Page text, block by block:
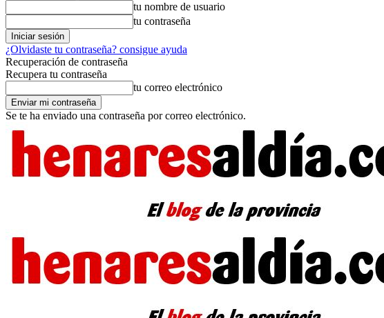
tu nombre de usuario
tu contraseña
¿Olvidaste tu contraseña? consigue ayuda
Recuperación de contraseña
Recupera tu contraseña
tu correo electrónico
Se te ha enviado una contraseña por correo electrónico.